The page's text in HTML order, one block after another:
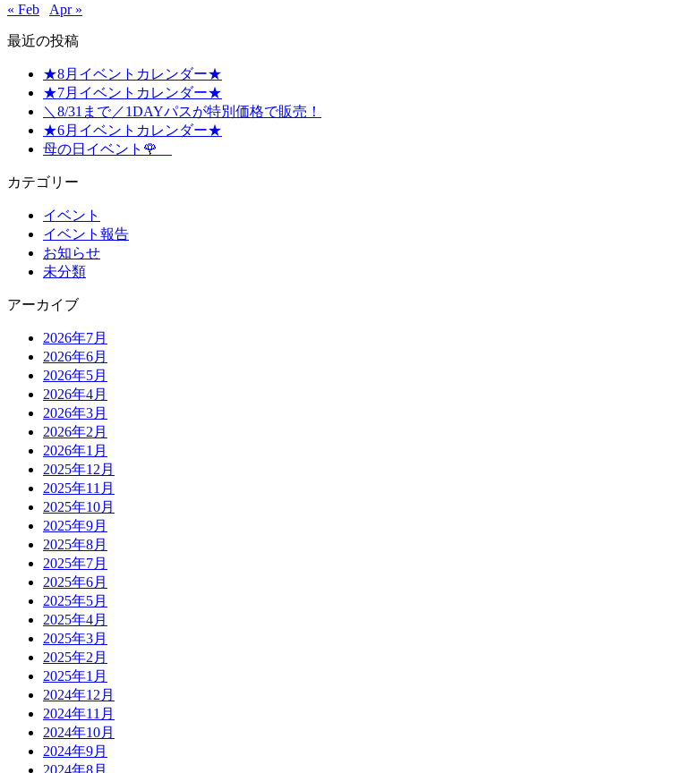
« Feb
Apr »
最近の投稿
★8月イベントカレンダー★
★7月イベントカレンダー★
＼8/31まで／1DAYパスが特別価格で販売！
★6月イベントカレンダー★
母の日イベント🌹
カテゴリー
イベント
イベント報告
お知らせ
未分類
アーカイブ
2026年7月
2026年6月
2026年5月
2026年4月
2026年3月
2026年2月
2026年1月
2025年12月
2025年11月
2025年10月
2025年9月
2025年8月
2025年7月
2025年6月
2025年5月
2025年4月
2025年3月
2025年2月
2025年1月
2024年12月
2024年11月
2024年10月
2024年9月
2024年8月